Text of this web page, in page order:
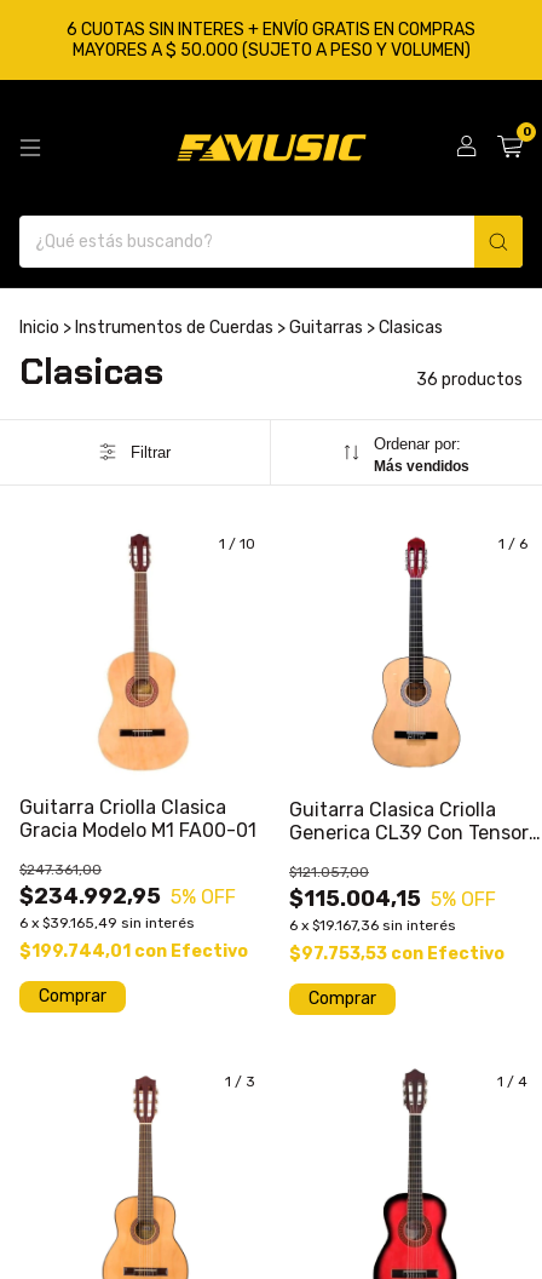
6 CUOTAS SIN INTERES + ENVÍO GRATIS EN COMPRAS
MAYORES A $ 50.000 (SUJETO A PESO Y VOLUMEN)
0
Inicio > Instrumentos de Cuerdas >Guitarras >Clasicas
Clasicas 36 productos
Filtrar Ordenar por:
Más vendidos
1 / 10
Guitarra Criolla Clasica
Gracia Modelo M1 FA00-01
$234.992,95
$247.361,00
5% OFF
6 x $39.165,49 sin interés
$199.744,01 con Efectivo
Comprar
1 / 6
Guitarra Clasica Criolla
Generica CL39 Con Tensor
$115.004,15
$121.057,00
5% OFF
6 x $19.167,36 sin interés
$97.753,53 con Efectivo
Comprar
1 / 3 1 / 4